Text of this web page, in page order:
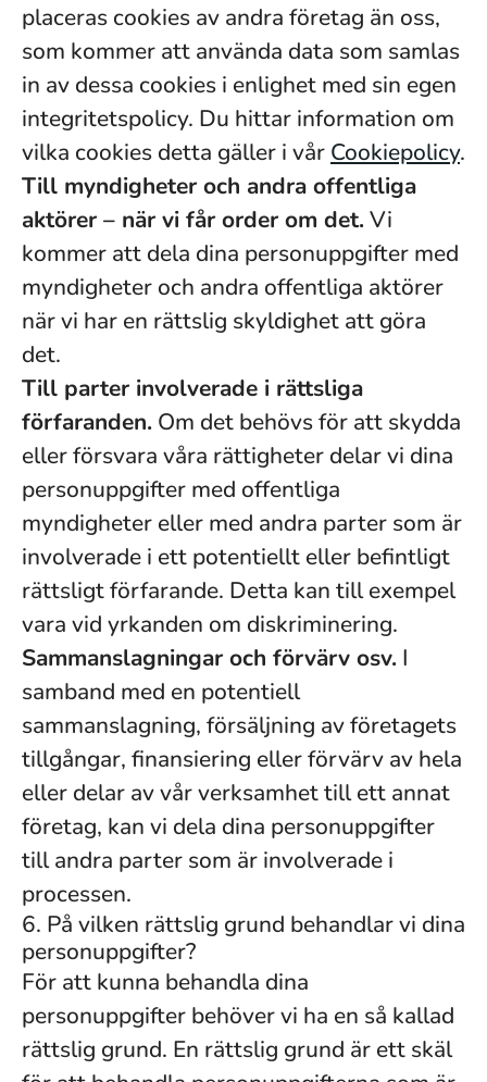
placeras cookies av andra företag än oss,
som kommer att använda data som samlas
in av dessa cookies i enlighet med sin egen
integritetspolicy. Du hittar information om
vilka cookies detta gäller i vår Cookiepolicy.
Till myndigheter och andra offentliga
aktörer – när vi får order om det.Vi
kommer att dela dina personuppgifter med
myndigheter och andra offentliga aktörer
när vi har en rättslig skyldighet att göra
det.
Till parter involverade i rättsliga
förfaranden. Om det behövs för att skydda
eller försvara våra rättigheter delar vi dina
personuppgifter med offentliga
myndigheter eller med andra parter som är
involverade i ett potentiellt eller befintligt
rättsligt förfarande. Detta kan till exempel
vara vid yrkanden om diskriminering.
Sammanslagningar och förvärv osv. I
samband med en potentiell
sammanslagning, försäljning av företagets
tillgångar, finansiering eller förvärv av hela
eller delar av vår verksamhet till ett annat
företag, kan vi dela dina personuppgifter
till andra parter som är involverade i
processen.
6. På vilken rättslig grund behandlar vi dina
personuppgifter?
För att kunna behandla dina
personuppgifter behöver vi ha en så kallad
rättslig grund. En rättslig grund är ett skäl